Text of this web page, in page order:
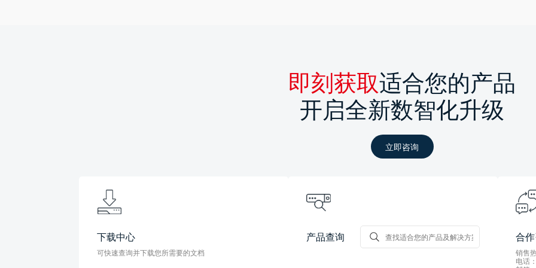
即刻获取适合您的产品
开启全新数智化升级
立即咨询
下载中心
可快速查询并下载您所需要的文档
产品查询 合
销售
电话